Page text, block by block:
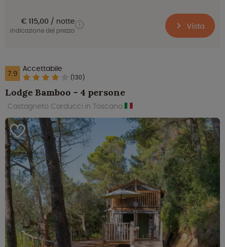
€ 115,00 notte
indicazione del prezzo Vista
7.9 Accettabile
(130)
Lodge Bamboo - 4 persone
Castagneto Carducci in Toscana